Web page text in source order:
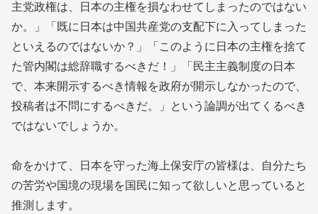
主党政権は、日本の主権を損なわせてしまったのではない
か。」「既に日本は中国共産党の支配下に入ってしまった
といえるのではないか？」「このように日本の主権を捨て
た管内閣は総辞職するべきだ！」「民主主義制度の日本
で、本来開示するべき情報を政府が開示しなかったので、
投稿者は不問にするべきだ。」という論調が出てくるべき
ではないでしょうか。
命をかけて、日本を守った海上保安庁の皆様は、自分たち
の苦労や国境の現場を国民に知って欲しいと思っていると
推測します。